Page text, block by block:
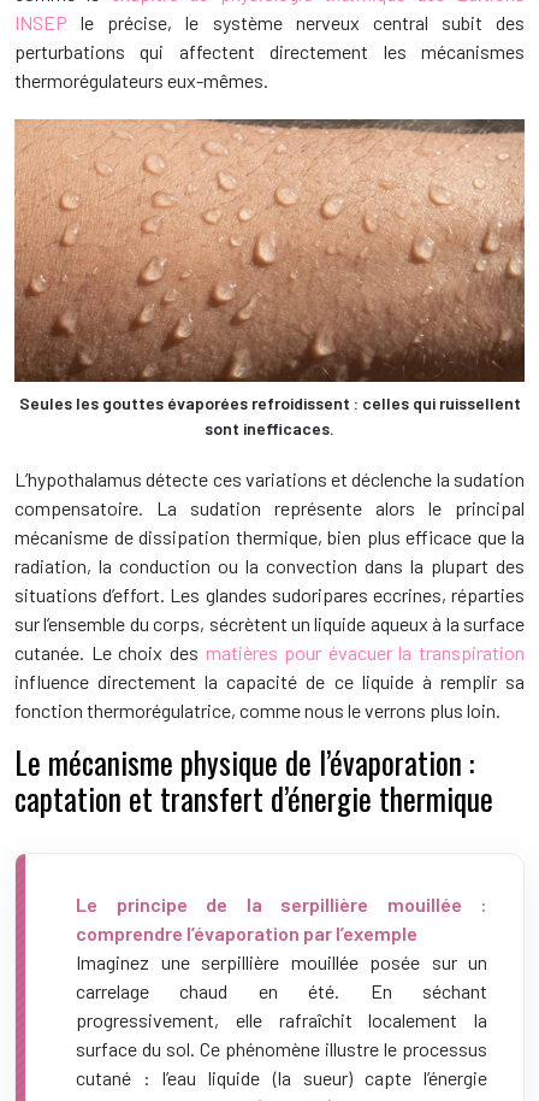
INSEP le précise, le système nerveux central subit des
perturbations qui affectent directement les mécanismes
thermorégulateurs eux-mêmes.
Seules les gouttes évaporées refroidissent : celles qui ruissellent
sont inefficaces.
L’hypothalamus détecte ces variations et déclenche la sudation
compensatoire. La sudation représente alors le principal
mécanisme de dissipation thermique, bien plus efficace que la
radiation, la conduction ou la convection dans la plupart des
situations d’effort. Les glandes sudoripares eccrines, réparties
sur l’ensemble du corps, sécrètent un liquide aqueux à la surface
cutanée. Le choix des matières pour évacuer la transpiration
influence directement la capacité de ce liquide à remplir sa
fonction thermorégulatrice, comme nous le verrons plus loin.
Le mécanisme physique de l’évaporation :
captation et transfert d’énergie thermique
Le principe de la serpillière mouillée :
comprendre l’évaporation par l’exemple
Imaginez une serpillière mouillée posée sur un
carrelage chaud en été. En séchant
progressivement, elle rafraîchit localement la
surface du sol. Ce phénomène illustre le processus
cutané : l’eau liquide (la sueur) capte l’énergie